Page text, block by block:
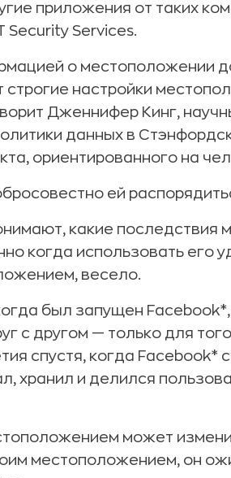
приложения от таких
Security Services.
о местоположении
строгие настройки
Дженнифер Кинг,
данных в
ориентированного на
ей
какие последствия
когда использовать его
весело.
был запущен
с другом — только для
спустя, когда Facebook*
хранил и делился
может
местоположением, он